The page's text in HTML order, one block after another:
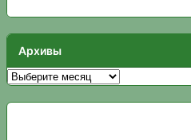
Архивы
Архивы